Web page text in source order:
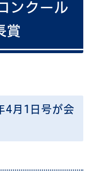
ンクール
賞
4月1日号が会